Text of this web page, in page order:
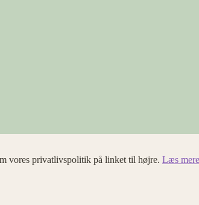
vores privatlivspolitik på linket til højre. Læs